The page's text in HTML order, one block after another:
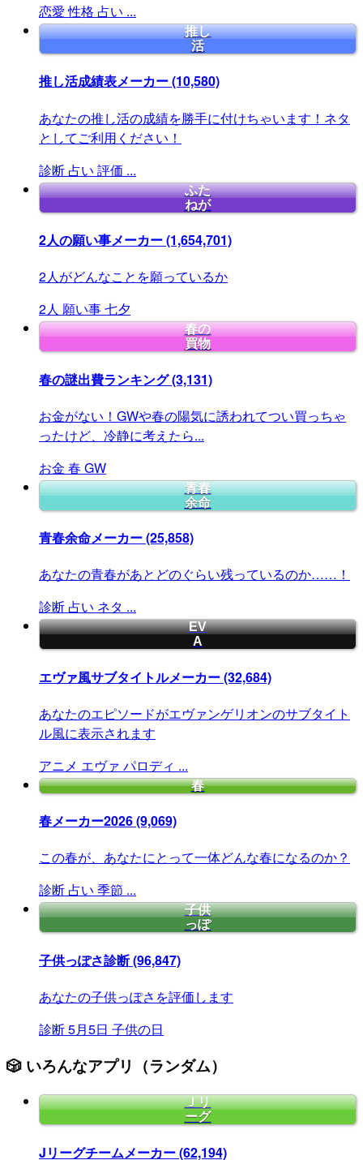
恋愛 性格 占い ...
推し
活
推し活成績表メーカー(10,580)
あなたの推し活の成績を勝手に付けちゃいます！ネタ
としてご利用ください！
診断 占い 評価 ...
ふた
ねが
2人の願い事メーカー(1,654,701)
2人がどんなことを願っているか
2人 願い事七夕
春の
買物
春の謎出費ランキング(3,131)
お金がない！GWや春の陽気に誘われてつい買っちゃ
ったけど、冷静に考えたら...
お金 春 GW
青春
余命
青春余命メーカー(25,858)
あなたの青春があとどのぐらい残っているのか……！
診断 占い ネタ ...
EV
A
エヴァ風サブタイトルメーカー(32,684)
あなたのエピソードがエヴァンゲリオンのサブタイト
ル風に表示されます
アニメ エヴァ パロディ ...
春
春メーカー2026(9,069)
この春が、あなたにとって一体どんな春になるのか？
診断 占い 季節 ...
子供
っぽ
子供っぽさ診断(96,847)
あなたの子供っぽさを評価します
診断5月5日 子供の日
🎲 いろんなアプリ（ランダム）
Ｊリ
ーグ
Jリーグチームメーカー(62,194)